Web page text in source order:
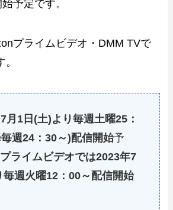
予定です。
プライムビデオ・DMM TVで
月1日(土)より毎週土曜25：
週24：30～)配信開始予
ライムビデオでは2023年7
毎週火曜12：00～配信開始